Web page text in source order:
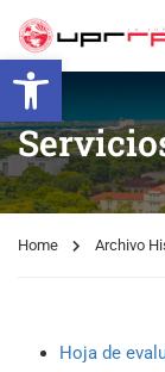
Open toolbar
Home Archivo
Hoja de